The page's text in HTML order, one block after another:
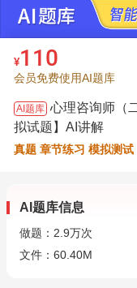
¥110
会员免费使用AI题库
AI题库 心理咨询师（
拟试题】AI讲解
真题 章节练习 模拟测试
AI题库信息
做题： 2.9万次
文件：60.40M